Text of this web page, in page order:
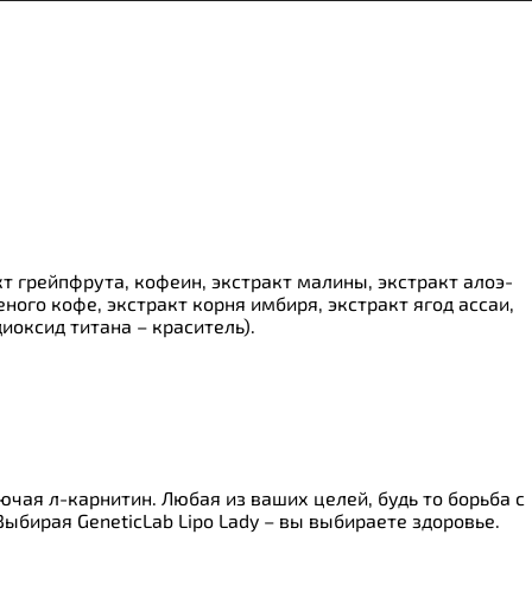
грейпфрута, кофеин, экстракт малины, экстракт алоэ-
кофе, экстракт корня имбиря, экстракт ягод ассаи,
титана – краситель).
л-карнитин. Любая из ваших целей, будь то борьба с
GeneticLab Lipo Lady – вы выбираете здоровье.